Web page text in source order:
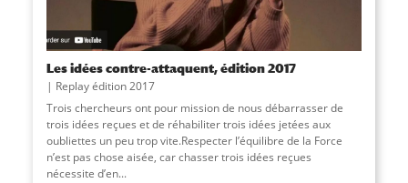
Les idées contre-attaquent, édition 2017
Replay édition 2017
Trois chercheurs ont pour mission de nous débarrasser de
trois idées reçues et de réhabiliter trois idées jetées aux
oubliettes un peu trop vite.Respecter lʼéquilibre de la Force
nʼest pas chose aisée, car chasser trois idées reçues
nécessite dʼen...